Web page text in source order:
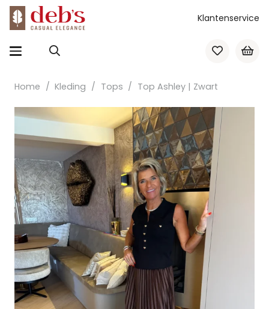
Klantenservice
Home / Kleding / Tops / Top Ashley | Zwart